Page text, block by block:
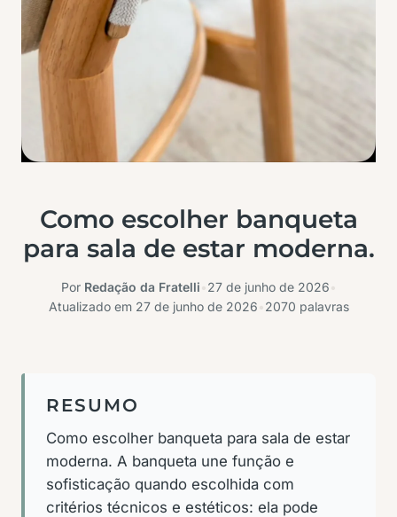
Como escolher banqueta
para sala de estar moderna.
Por Redação da Fratelli 27 de junho de 2026
Atualizado em 27 de junho de 2026 2070 palavras
RESUMO
Como escolher banqueta para sala de estar
moderna. A banqueta une função e
sofisticação quando escolhida com
critérios técnicos e estéticos: ela pode